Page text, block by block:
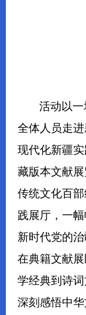
活动以一
全体人员走
现代化新疆
藏版本文献
传统文化百
践展厅，一
新时代党的
在典籍文献
学经典到诗
深刻感悟中